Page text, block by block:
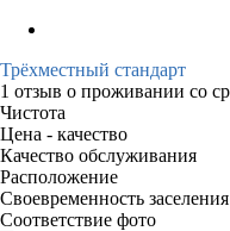
Трёхместный стандарт
1 отзыв о проживании со
Чистота
Цена - качество
Качество обслуживания
Расположение
Своевременность заселения
Соответствие фото